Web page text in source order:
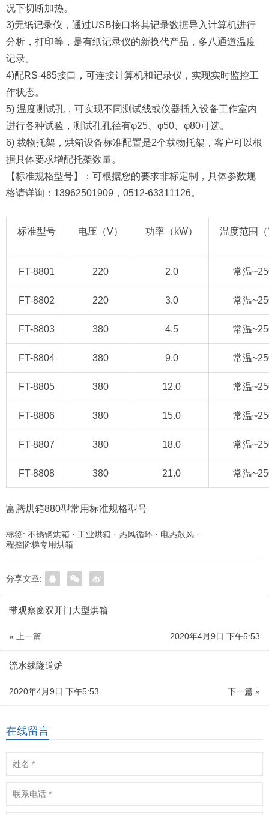
况下切断加热。
3)无纸记录仪，通过USB接口将其记录数据导入计算机进行
分析，打印等，是有纸记录仪的新换代产品，多八通道温度
记录。
4)配RS-485接口，可连接计算机和记录仪，实现实时监控工
作状态。
5) 温度测试孔，可实现不同测试线或仪器插入设备工作室内
进行各种试验，测试孔孔径有φ25、φ50、φ80可选。
6) 载物托架，烘箱设备标准配置是2个载物托架，客户可以根
据具体要求增配托架数量。
【标准规格型号】：可根据您的要求非标定制，具体参数规
格请详询：13962501909，0512-63311126。
标准型号 电压（V） 功率（kW） 温度范围
FT-8801 220 2.0 常温
FT-8802 220 3.0 常温
FT-8803 380 4.5 常温
FT-8804 380 9.0 常温
FT-8805 380 12.0 常温
FT-8806 380 15.0 常温
FT-8807 380 18.0 常温
FT-8808 380 21.0 常温
富腾烘箱880型常用标准规格型号
标签: 不锈钢烘箱 · 工业烘箱 · 热风循环 · 电热鼓风 ·
程控阶梯专用烘箱
分享文章:
带观察窗双开门大型烘箱
« 上一篇 2020年4月9日 下午5:53
流水线隧道炉
下一篇 »
2020年4月9日 下午5:53
在线留言